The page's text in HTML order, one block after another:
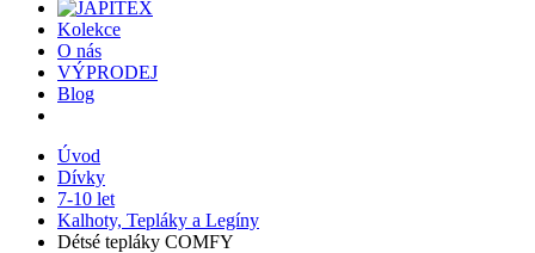
Kolekce
O nás
VÝPRODEJ
Blog
Úvod
Dívky
7-10 let
Kalhoty, Tepláky a Legíny
Détsé tepláky COMFY